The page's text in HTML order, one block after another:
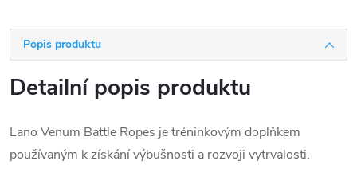
Popis produktu
Detailní popis produktu
Lano Venum Battle Ropes je tréninkovým doplňkem
používaným k získání výbušnosti a rozvoji vytrvalosti.